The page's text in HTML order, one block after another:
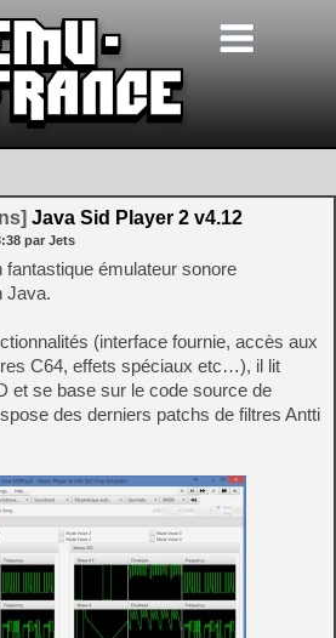
Java Sid Player 2 v4.12
par Jets
émulateur sonore
Java.
(interface fournie, accès aux
C64, effets spéciaux etc…), il lit
et se base sur le code source de
des derniers patchs de filtres Antti